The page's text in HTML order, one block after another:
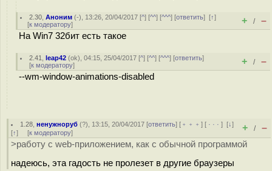
2.30 ,Аноним (-), 13:26, 20/04/2017 [^] [^^] [^^^] [ответить][↑]
[к модератору] + / –
На Win7 32бит есть такое
2.41 ,leap42 (ok), 04:15, 25/04/2017 [^] [^^] [^^^] [ответить]
[к модератору] + / –
--wm-window-animations-disabled
1.28 ,ненужноруб (?), 13:15, 20/04/2017 [ответить] [ ﹢﹢﹢] [ · · ·][↓]
[↑] [к модератору] + / –
>работу с web-приложением, как с обычной программой
надеюсь, эта гадость не пролезет в другие браузеры